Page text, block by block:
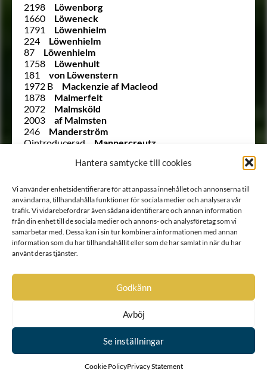
Hantera samtycke till cookies
Vi använder enhetsidentifierare för att anpassa innehållet och annonserna till
användarna, tillhandahålla funktioner för sociala medier och analysera vår
trafik. Vi vidarebefordrar även sådana identifierare och annan information
från din enhet till de sociala medier och annons- och analysföretag som vi
samarbetar med. Dessa kan i sin tur kombinera informationen med annan
information som du har tillhandahållit eller som de har samlat in när du har
använt deras tjänster.
Godkänn
Avböj
Se inställningar
Cookie PolicyPrivacy Statement
2198
Löwenborg
1660
Löweneck
1791
Löwenhielm
224
Löwenhielm
87
Löwenhielm
1758
Löwenhult
181
von Löwenstern
1972 B
Mackenzie af Macleod
1878
Malmerfelt
2072
Malmsköld
2003
af Malmsten
246
Manderström
Ointroducerad
Mannercreutz
Mannerheim
2069
Mannerstråle
1726
Marcks von Würtemberg
263
Marcks von Würtemberg
1769
Marschalck
1963
von Matérn
1847
Maydell
1778
Meck
Molnstjerna
2141
von Moltzer
1868
Morman
Munsterhjelm